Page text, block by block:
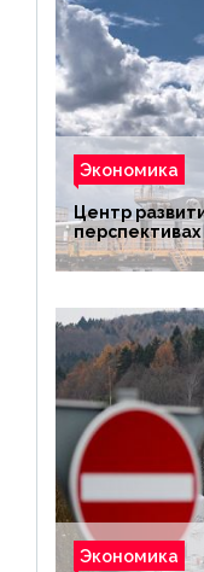
Экономика
Центр
Экономика